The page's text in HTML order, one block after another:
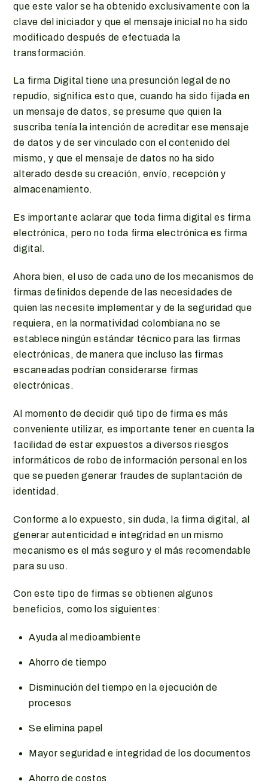
que este valor se ha obtenido exclusivamente con la
clave del iniciador y que el mensaje inicial no ha sido
modificado después de efectuada la
transformación.
La firma Digital tiene una presunción legal de no
repudio, significa esto que, cuando ha sido fijada en
un mensaje de datos, se presume que quien la
suscriba tenía la intención de acreditar ese mensaje
de datos y de ser vinculado con el contenido del
mismo, y que el mensaje de datos no ha sido
alterado desde su creación, envío, recepción y
almacenamiento.
Es importante aclarar que toda firma digital es firma
electrónica, pero no toda firma electrónica es firma
digital.
Ahora bien, el uso de cada uno de los mecanismos de
firmas definidos depende de las necesidades de
quien las necesite implementar y de la seguridad que
requiera, en la normatividad colombiana no se
establece ningún estándar técnico para las firmas
electrónicas, de manera que incluso las firmas
escaneadas podrían considerarse firmas
electrónicas.
Al momento de decidir qué tipo de firma es más
conveniente utilizar, es importante tener en cuenta la
facilidad de estar expuestos a diversos riesgos
informáticos de robo de información personal en los
que se pueden generar fraudes de suplantación de
identidad.
Conforme a lo expuesto, sin duda, la firma digital, al
generar autenticidad e integridad en un mismo
mecanismo es el más seguro y el más recomendable
para su uso.
Con este tipo de firmas se obtienen algunos
beneficios, como los siguientes:
Ayuda al medioambiente
Ahorro de tiempo
Disminución del tiempo en la ejecución de
procesos
Se elimina papel
Mayor seguridad e integridad de los documentos
Ahorro de costos